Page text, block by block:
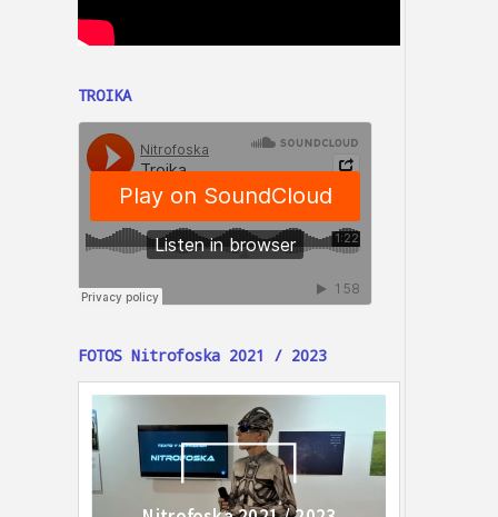
TROIKA
FOTOS Nitrofoska 2021 / 2023